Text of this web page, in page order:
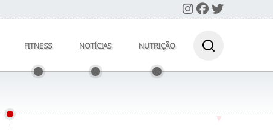
FITNESS NOTÍCIAS NUTRIÇÃO